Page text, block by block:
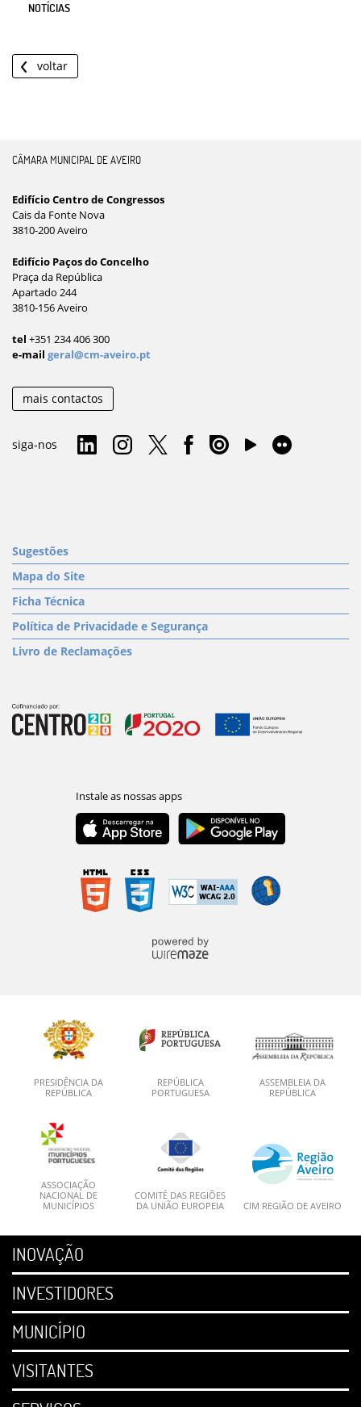
NOTÍCIAS
voltar
CÂMARA MUNICIPAL DE AVEIRO
Edifício Centro de Congressos
Cais da Fonte Nova
3810-200 Aveiro
Edifício Paços do Concelho
Praça da República
Apartado 244
3810-156 Aveiro
tel +351 234 406 300
e-mail geral@cm-aveiro.pt
mais contactos
siga-nos
Sugestões
Mapa do Site
Ficha Técnica
Política de Privacidade e Segurança
Livro de Reclamações
PRESIDÊNCIA DA
REPÚBLICA
REPÚBLICA
PORTUGUESA
ASSEMBLEIA DA
REPÚBLICA
ASSOCIAÇÃO
NACIONAL DE
MUNICÍPIOS
COMITÉ DAS REGIÕES
DA UNIÃO EUROPEIA
CIM REGIÃO DE AVEIRO
INOVAÇÃO
INVESTIDORES
MUNICÍPIO
VISITANTES